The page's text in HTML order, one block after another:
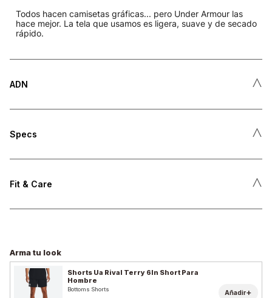
Todos hacen camisetas gráficas... pero Under Armour las
hace mejor. La tela que usamos es ligera, suave y de secado
rápido.
ADN ˄
Specs ˄
Fit & Care ˄
Arma tu look
Shorts Ua Rival Terry 6In Short Para
Hombre
Bottoms Shorts Añadir+